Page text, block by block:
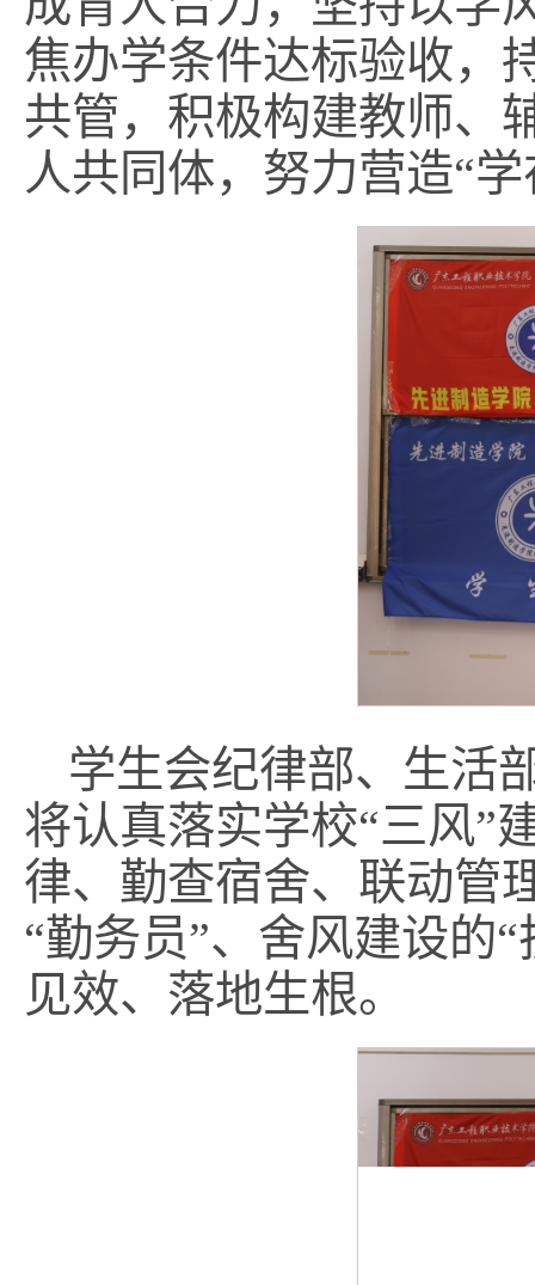
焦办学条件达标验收，
共管，积极构建教师、
人共同体，努力营造“
学生会纪律部、生活
将认真落实学校“三风”
律、勤查宿舍、联动管
“勤务员”、舍风建设的
见效、落地生根。